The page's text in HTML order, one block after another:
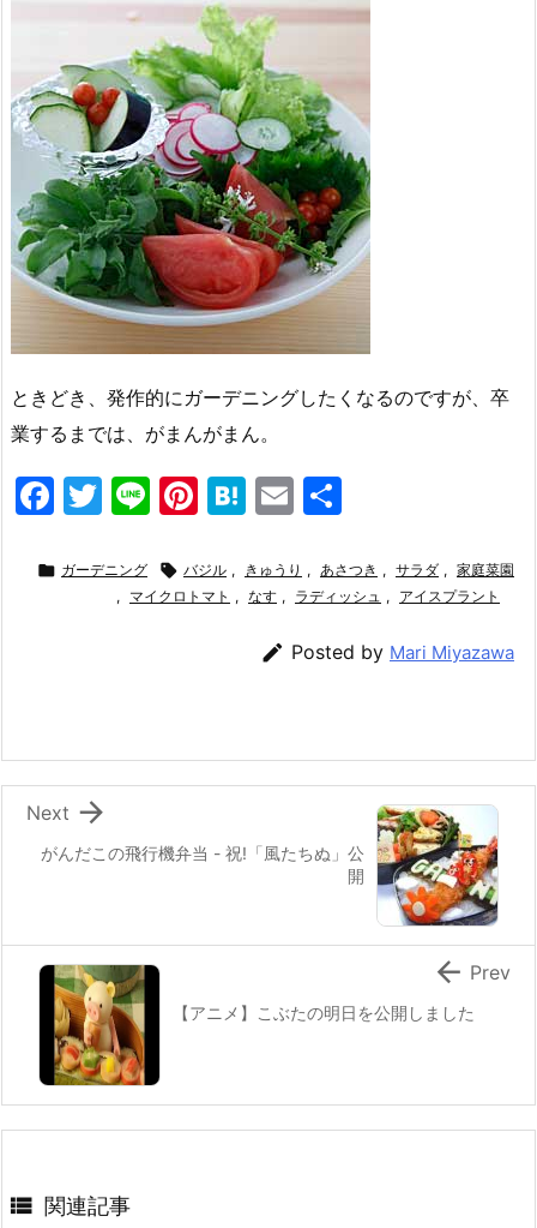
ときどき、発作的にガーデニングしたくなるのですが、卒
業するまでは、がまんがまん。
F
c
k
T
itt
er
Li
e
Pi
er
e
H
e
n
a
E
ai
l
 ガーデニング  バジル , きゅうり , あさつき , サラダ , 家庭菜園
,
マイクロトマト , なす , ラディッシュ , アイスプラント
 Posted by Mari Miyazawa
がんだこの飛行機弁当 - 祝!「風たちぬ」公
開

Next
【アニメ】こぶたの明日を公開しました
 Prev
 関連記事